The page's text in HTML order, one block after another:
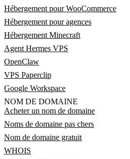
Hébergement pour WooCommerce
Hébergement pour agences
Hébergement Minecraft
Agent Hermes VPS
OpenClaw
VPS Paperclip
Google Workspace
NOM DE DOMAINE
Acheter un nom de domaine
Noms de domaine pas chers
Nom de domaine gratuit
WHOIS